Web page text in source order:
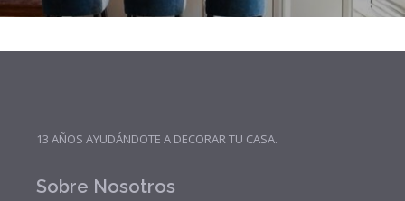
13 AÑOS AYUDÁNDOTE A DECORAR TU CASA.
Sobre Nosotros